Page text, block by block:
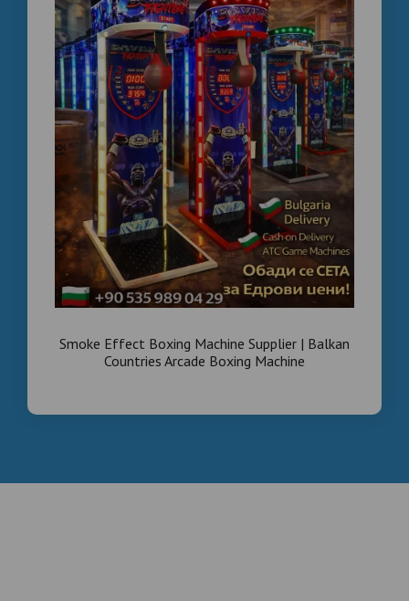
Smoke Effect Boxing Machine Supplier | Balkan
Countries Arcade Boxing Machine